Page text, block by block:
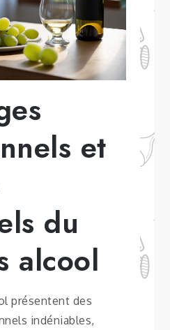
et
du
alcool
présentent des
indéniables,